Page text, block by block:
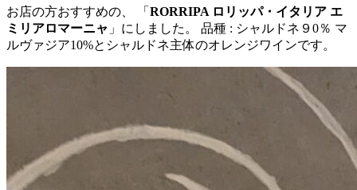
お店の方おすすめの、 「 RORRIPA ロリッパ・イタリア エ
ミリアロマーニャ 」にしました。 品種 : シャルドネ９0％ マ
ルヴァジア10%とシャルドネ主体のオレンジワインです。